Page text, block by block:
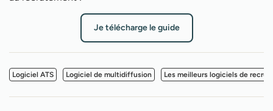
Je télécharge le guide
Logiciel ATS Logiciel de multidiffusion Les meilleurs logiciels de